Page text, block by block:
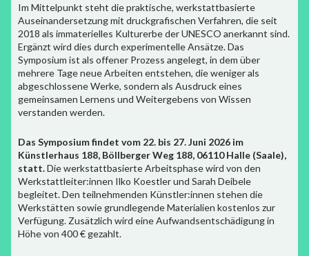
Im Mittelpunkt steht die praktische, werkstattbasierte
Auseinandersetzung mit druckgrafischen Verfahren, die seit
2018 als immaterielles Kulturerbe der UNESCO anerkannt sind.
Ergänzt wird dies durch experimentelle Ansätze. Das
Symposium ist als offener Prozess angelegt, in dem über
mehrere Tage neue Arbeiten entstehen, die weniger als
abgeschlossene Werke, sondern als Ausdruck eines
gemeinsamen Lernens und Weitergebens von Wissen
verstanden werden.
Das Symposium findet vom 22. bis 27. Juni 2026 im
Künstlerhaus 188, Böllberger Weg 188, 06110 Halle (Saale),
statt.Die werkstattbasierte Arbeitsphase wird von den
Werkstattleiter:innen Ilko Koestler und Sarah Deibele
begleitet. Den teilnehmenden Künstler:innen stehen die
Werkstätten sowie grundlegende Materialien kostenlos zur
Verfügung. Zusätzlich wird eine Aufwandsentschädigung in
Höhe von 400 € gezahlt.